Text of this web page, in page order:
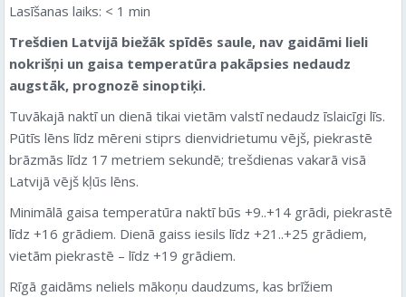
Lasīšanas laiks: < 1 min
Trešdien Latvijā biežāk spīdēs saule, nav gaidāmi lieli
nokrišņi un gaisa temperatūra pakāpsies nedaudz
augstāk, prognozē sinoptiķi.
Tuvākajā naktī un dienā tikai vietām valstī nedaudz īslaicīgi līs.
Pūtīs lēns līdz mēreni stiprs dienvidrietumu vējš, piekrastē
brāzmās līdz 17 metriem sekundē; trešdienas vakarā visā
Latvijā vējš kļūs lēns.
Minimālā gaisa temperatūra naktī būs +9..+14 grādi, piekrastē
līdz +16 grādiem. Dienā gaiss iesils līdz +21..+25 grādiem,
vietām piekrastē – līdz +19 grādiem.
Rīgā gaidāms neliels mākoņu daudzums, kas brīžiem